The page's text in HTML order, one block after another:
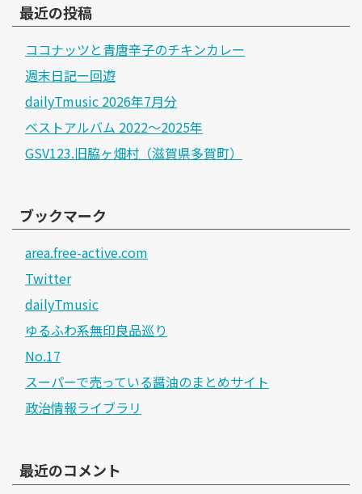
最近の投稿
ココナッツと青唐辛子のチキンカレー
週末日記ー回遊
dailyTmusic 2026年7月分
ベストアルバム 2022～2025年
GSV123.旧脇ヶ畑村（滋賀県多賀町）
ブックマーク
area.free-active.com
Twitter
dailyTmusic
ゆるふわ系無印良品巡り
No.17
スーパーで売っている醤油のまとめサイト
政治情報ライブラリ
最近のコメント